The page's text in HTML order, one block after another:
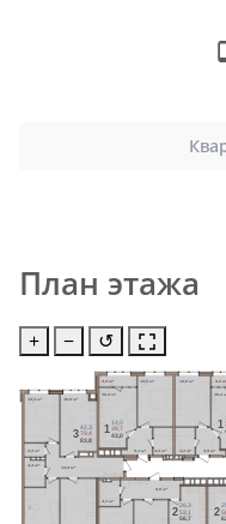
План этажа
+ − ↺
16,2
4,2 м²
14,0 м²
4,9 м²
3,3 м²
4,2 м²
14,0 м²
5,1 м²
4,1 м²
9,0 м²
13,9 м²
4,4 м²
2,2 м²
16,6 м²
13,3 м²
3,2 м²
16,4 м²
2
2
26,3
53,1
56,7
3
42,3
79,4
83,8
1
14,0
39,7
43,0
1